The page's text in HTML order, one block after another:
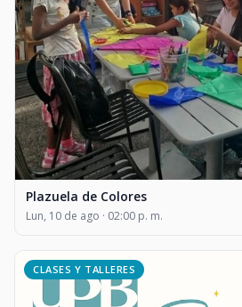
Plazuela de Colores
Lun, 10 de ago · 02:00 p. m.
CLASES Y TALLERES